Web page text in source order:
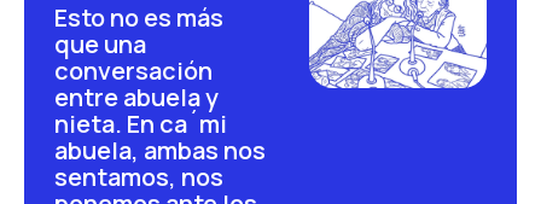
Esto no es más
que una
conversación
entre abuela y
nieta. En ca´mi
abuela, ambas nos
sentamos, nos